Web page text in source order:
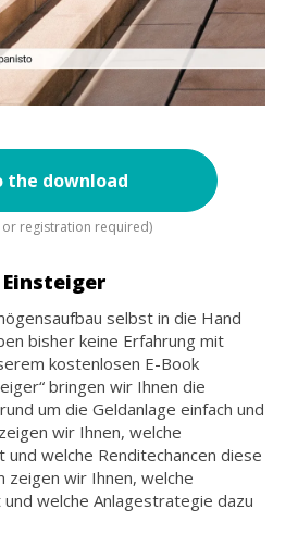
the download
or registration required)
selbst in die Hand
bisher keine Erfahrung mit
kostenlosen E-Book
bringen wir Ihnen die
um die Geldanlage einfach und
wir Ihnen, welche
und welche Renditechancen diese
zeigen wir Ihnen, welche
welche Anlagestrategie dazu